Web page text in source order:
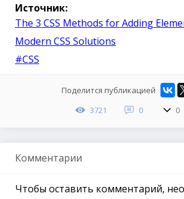
Источник:
The 3 CSS Methods for Adding
Modern CSS Solutions
#CSS
Поделится публикацией
3721
0 0
Комментарии
Чтобы оставить комментарий,